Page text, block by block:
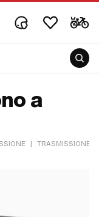
a
| TRASMISSIONE